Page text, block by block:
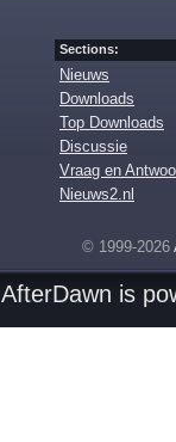
Sections:
Nieuws
Downloads
Top Downloads
Discussie
Vraag en
Nieuws2.nl
© 1999-2026
AfterDawn is